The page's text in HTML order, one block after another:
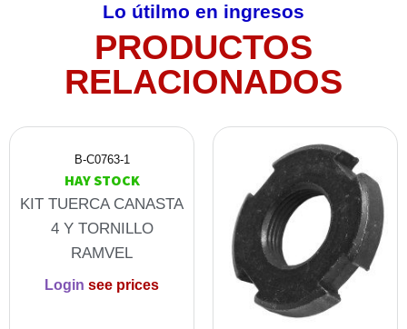
Lo útilmo en ingresos
PRODUCTOS
RELACIONADOS
B-C0763-1
HAY STOCK
KIT TUERCA CANASTA
4 Y TORNILLO
RAMVEL
Login see prices